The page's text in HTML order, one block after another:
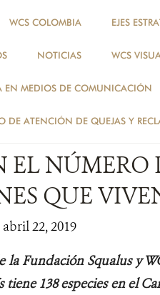
WCS COLOMBIA EJES
NOTICIAS WCS
EN MEDIOS DE COMUNICACIÓN
DE ATENCIÓN DE QUEJAS Y
EL NÚMERO
QUE
22, 2019
la Fundación Squalus y
138 especies en el